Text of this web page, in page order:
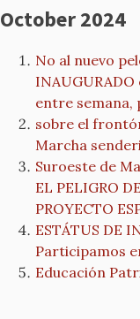
October 2024
No al nuevo
entre semana,
sobre el
Marcha
Suroeste de
EL PELIGRO
PROYECTO
ESTÁTUS DE
Participamos
Educación